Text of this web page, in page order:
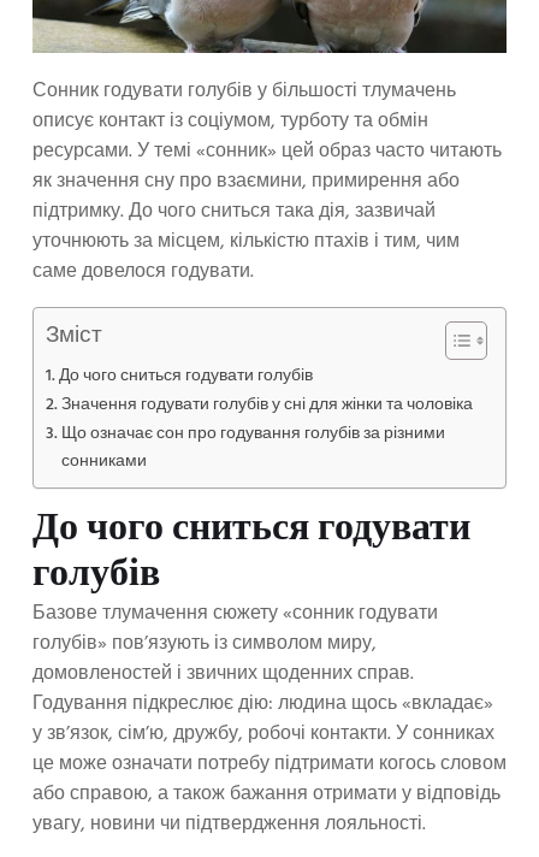
Сонник годувати голубів у більшості тлумачень
описує контакт із соціумом, турботу та обмін
ресурсами. У темі «сонник» цей образ часто читають
як значення сну про взаємини, примирення або
підтримку. До чого сниться така дія, зазвичай
уточнюють за місцем, кількістю птахів і тим, чим
саме довелося годувати.
Зміст
До чого сниться годувати голубів
Значення годувати голубів у сні для жінки та чоловіка
Що означає сон про годування голубів за різними
сонниками
До чого сниться годувати
голубів
Базове тлумачення сюжету «сонник годувати
голубів» пов’язують із символом миру,
домовленостей і звичних щоденних справ.
Годування підкреслює дію: людина щось «вкладає»
у зв’язок, сім’ю, дружбу, робочі контакти. У сонниках
це може означати потребу підтримати когось словом
або справою, а також бажання отримати у відповідь
увагу, новини чи підтвердження лояльності.